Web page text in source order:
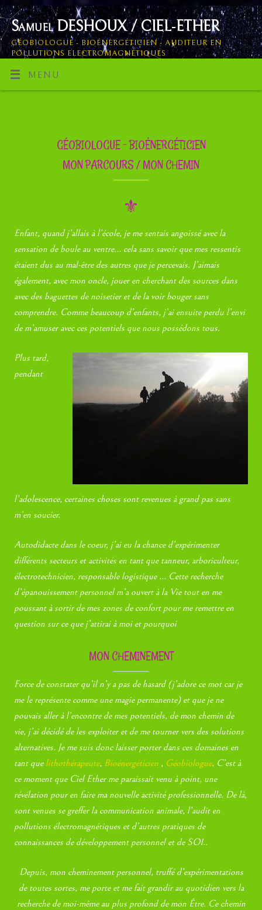
Samuel DESHOUX / CIEL-ETHER
GÉOBIOLOGUE - BIOÉNERGÉTICIEN - AUDITEUR EN
POLLUTIONS ELECTROMAGNÉTIQUES
MENU
GÉOBIOLOGUE – BIOÉNERGÉTICIEN
MON PARCOURS / MON CHEMIN
⚜
Enfant, quand j’allais à l’école, je me sentais angoissé avec la
sensation de boule au ventre… cela sans savoir que mes ressentis
étaient dus au mal-être des autres que je percevais. J’aimais
également, avec mon oncle, jouer en cherchant des sources dans
avec des baguettes de noisetier et de la voir bouger sans
comprendre. Comme beaucoup d’enfants, j’ai ensuite perdu l’envi
de m’amuser avec ces potentiels que nous possédons tous.
Plus tard,
pendant
l’adolescence, certaines choses sont revenues à grand pas sans
m’en soucier.
Autodidacte dans le coeur, j’ai eu la chance d’expérimenter
différents secteurs et activités en tant que tanneur, arboriculteur,
électrotechnicien, responsable logistique … Cette recherche
d’épanouissement personnel m’a ouvert à la Vie tout en me
poussant à sortir de mes zones de confort pour me remettre en
question sur ce que j’attirai à moi et pourquoi
MON CHEMINEMENT
Force de constater qu’il n’y a pas de hasard (j’adore ce mot car je
me le représente comme une magie permanente) et que je ne
pouvais aller à l’encontre de mes potentiels, de mon chemin de
vie, j’ai décidé de les exploiter et de me tourner vers des solutions
alternatives. Je me suis donc laisser porter dans ces domaines en
tant que lithothérapeute, Bioénergéticien , Géobiologue. C’est à
ce moment que Ciel Ether me paraissait venu à point, une
révélation pour en faire ma nouvelle activité professionnelle. De là,
sont venues se greffer la communication animale, l’audit en
pollutions électromagnétiques et d’autres pratiques de
connaissances de développement personnel et de SOI..
Depuis, mon cheminement personnel, truffé d’expérimentations
de toutes sortes, me porte et me fait grandir au quotidien vers la
recherche de moi-même au plus profond de mon Être. Ce chemin